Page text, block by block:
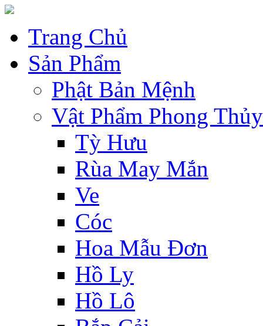
Trang Chủ
Sản Phẩm
Phật Bản Mệnh
Vật Phẩm Phong Thủy
Tỳ Hưu
Rùa May Mắn
Ve
Cóc
Hoa Mẫu Đơn
Hồ Ly
Hồ Lô